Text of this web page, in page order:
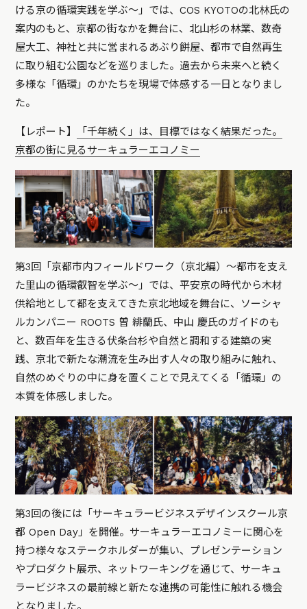
ける京の循環実践を学ぶ〜」では、COS KYOTOの北林氏の
案内のもと、京都の街なかを舞台に、北山杉の林業、数奇
屋大工、神社と共に営まれるあぶり餅屋、都市で自然再生
に取り組む公園などを巡りました。過去から未来へと続く
多様な「循環」のかたちを現場で体感する一日となりまし
た。
【レポート】
「千年続く」は、目標ではなく結果だった。
京都の街に見るサーキュラーエコノミー
第3回「京都市内フィールドワーク（京北編）〜都市を支え
た里山の循環叡智を学ぶ〜」では、平安京の時代から木材
供給地として都を支えてきた京北地域を舞台に、ソーシャ
ルカンパニー ROOTS 曽 緋蘭氏、中山 慶氏のガイドのも
と、数百年を生きる伏条台杉や自然と調和する建築の実
践、京北で新たな潮流を生み出す人々の取り組みに触れ、
自然のめぐりの中に身を置くことで見えてくる「循環」の
本質を体感しました。
第3回の後には「サーキュラービジネスデザインスクール京
都 Open Day」を開催。サーキュラーエコノミーに関心を
持つ様々なステークホルダーが集い、プレゼンテーション
やプロダクト展示、ネットワーキングを通じて、サーキュ
ラービジネスの最前線と新たな連携の可能性に触れる機会
となりました。